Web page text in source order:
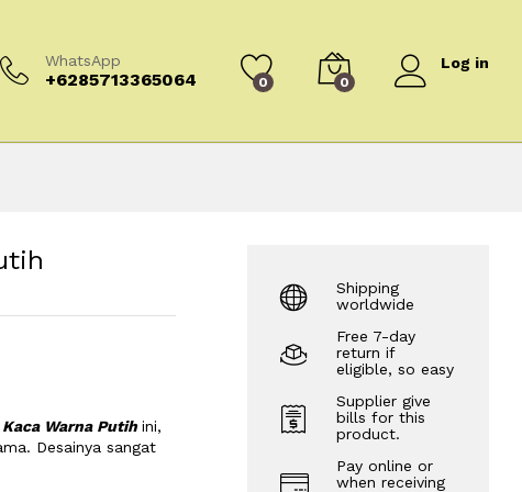
WhatsApp
+6285713365064 0 0
Log in
Warna Putihini,
Desainya sangat
Shipping
worldwide
Free 7-day
return if
eligible, so easy
Supplier give
bills for this
product.
Pay online or
when receiving